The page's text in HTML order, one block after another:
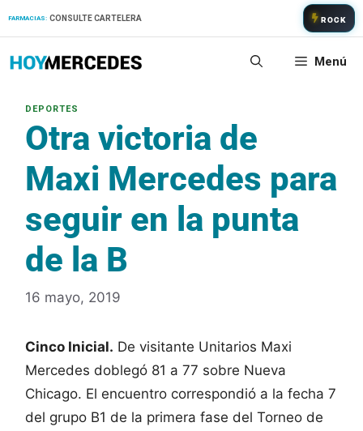
FARMACIAS: CONSULTE CARTELERA ROCK
Menú
Otra victoria de
Maxi Mercedes para
seguir en la punta
de la B
16 mayo, 2019
Cinco Inicial. De visitante Unitarios Maxi
Mercedes doblegó 81 a 77 sobre Nueva
Chicago. El encuentro correspondió a la fecha 7
del grupo B1 de la primera fase del Torneo de